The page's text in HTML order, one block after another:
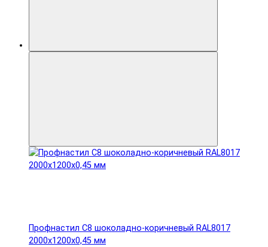
Профнастил С8 шоколадно-коричневый RAL8017
2000х1200х0,45 мм